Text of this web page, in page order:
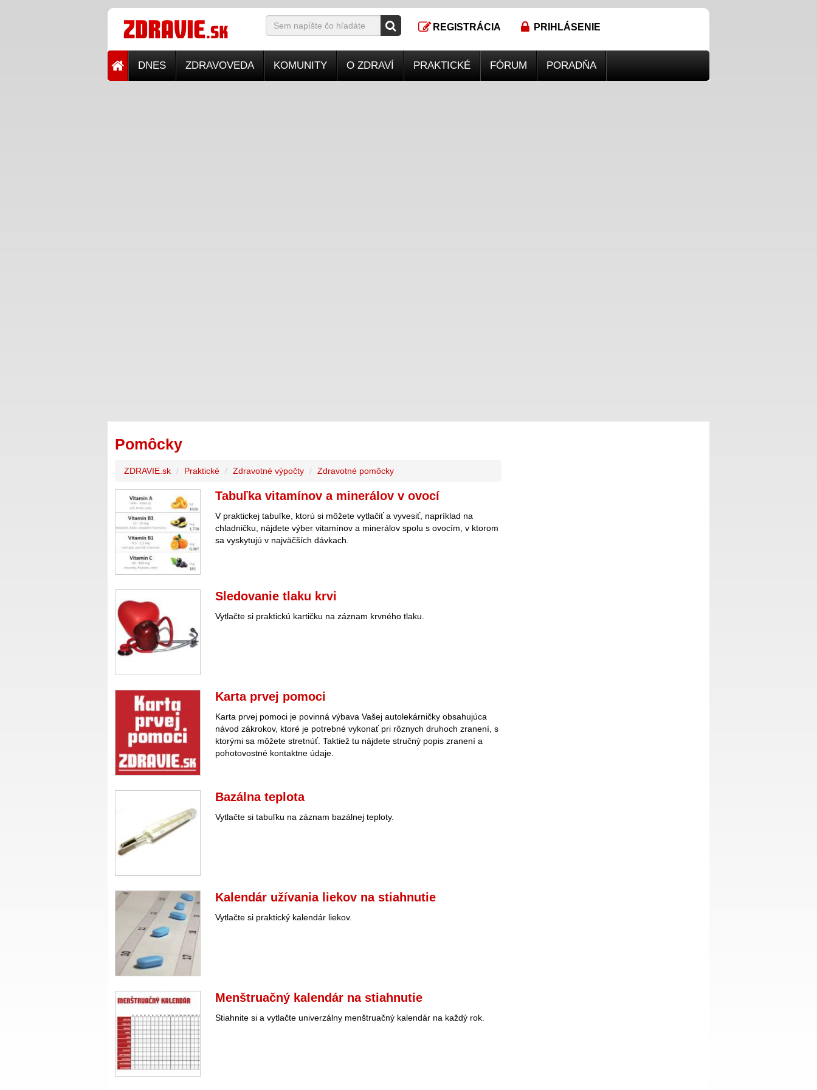
REGISTRÁCIA PRIHLÁSENIE
DNES ZDRAVOVEDA KOMUNITY O ZDRAVÍ PRAKTICKÉ FÓRUM PORADŇA
Pomôcky
ZDRAVIE.sk Praktické Zdravotné výpočty Zdravotné pomôcky
Tabuľka vitamínov a minerálov v ovocí
V praktickej tabuľke, ktorú si môžete vytlačiť a vyvesiť, napríklad na
chladničku, nájdete výber vitamínov a minerálov spolu s ovocím, v ktorom
sa vyskytujú v najväčších dávkach.
Sledovanie tlaku krvi
Vytlačte si praktickú kartičku na záznam krvného tlaku.
Karta prvej pomoci
Karta prvej pomoci je povinná výbava Vašej autolekárničky obsahujúca
návod zákrokov, ktoré je potrebné vykonať pri rôznych druhoch zranení, s
ktorými sa môžete stretnúť. Taktiež tu nájdete stručný popis zranení a
pohotovostné kontaktne údaje.
Bazálna teplota
Vytlačte si tabuľku na záznam bazálnej teploty.
Kalendár užívania liekov na stiahnutie
Vytlačte si praktický kalendár liekov.
Menštruačný kalendár na stiahnutie
Stiahnite si a vytlačte univerzálny menštruačný kalendár na každý rok.